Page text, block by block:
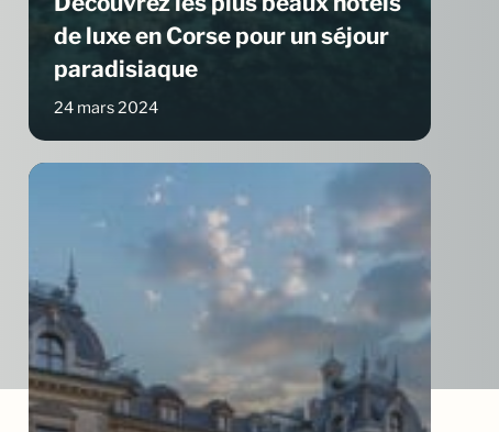
de luxe en Corse pour un séjour
paradisiaque
24 mars 2024